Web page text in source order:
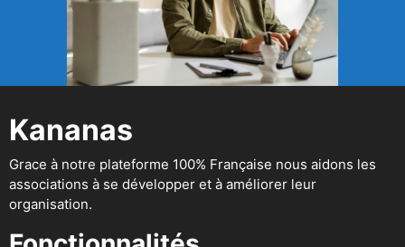
Kananas
Grace à notre plateforme 100% Française nous aidons les
associations à se développer et à améliorer leur
organisation.